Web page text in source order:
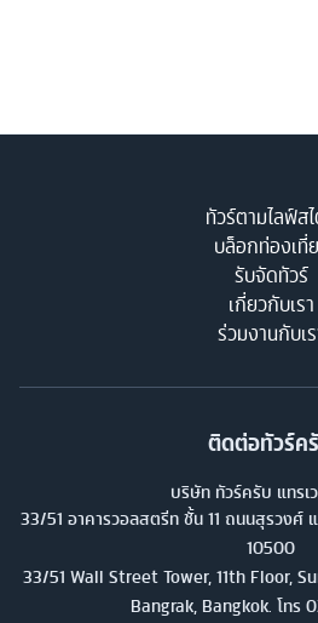
ทัวร์ตามไลฟ์ส
บล็อกท่องเที่
รับจัดทัวร์
เกี่ยวกับเรา
ร่วมงานกับเ
ติดต่อทัวร์ค
บริษัท ทัวร์ครับ แทรเ
33/51 อาคารวอลสตรีท ชั้น 11 ถนนสุรวงศ์
10500
33/51 Wall Street Tower, 11th Floor,
Bangrak, Bangkok. โทร